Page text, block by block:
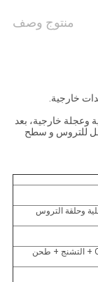
منتوج وصف
خارجية.
وعجلة خارجية، بعد
للتروس و سطح
وحلقة التروس
التصنيع + المعالجة الحرارية + المعالجة الخام + QT + التشنج + طحن